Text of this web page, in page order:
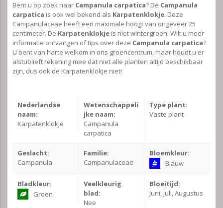
Bent u op zoek naar Campanula carpatica? De Campanula
carpatica is ook wel bekend als Karpatenklokje. Deze
Campanulaceae heeft een maximale hoogt van ongeveer 25
centimeter. De Karpatenklokje is niet wintergroen. Wilt u meer
informatie ontvangen of tips over deze Campanula carpatica?
U bent van harte welkom in ons groencentrum, maar houdt u er
alstublieft rekening mee dat niet alle planten altijd beschikbaar
zijn, dus ook de Karpatenklokje niet!
Nederlandse
naam:
Karpatenklokje
Wetenschappeli
jke naam:
Campanula
carpatica
Type plant:
Vaste plant
Geslacht:
Campanula
Familie:
Campanulaceae
Bloemkleur:
Blauw
Bladkleur:
Groen
Veelkleurig
blad:
Nee
Bloeitijd:
Juni, Juli, Augustus